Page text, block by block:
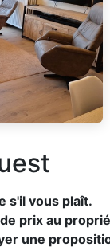
s'il vous plaît.
prix au
une